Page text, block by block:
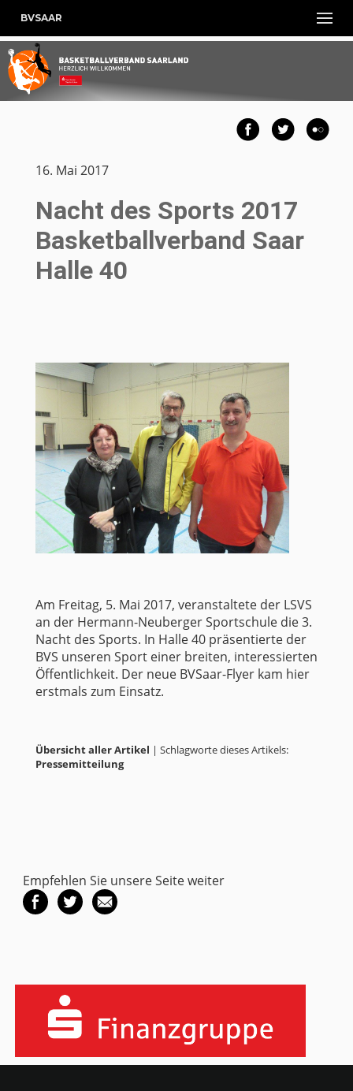
BVSAAR
16. Mai 2017
Nacht des Sports 2017
Basketballverband Saar
Halle 40
Am Freitag, 5. Mai 2017, veranstaltete der LSVS
an der Hermann-Neuberger Sportschule die 3.
Nacht des Sports. In Halle 40 präsentierte der
BVS unseren Sport einer breiten, interessierten
Öffentlichkeit. Der neue BVSaar-Flyer kam hier
erstmals zum Einsatz.
Übersicht aller Artikel | Schlagworte dieses Artikels:
Pressemitteilung
Empfehlen Sie unsere Seite weiter